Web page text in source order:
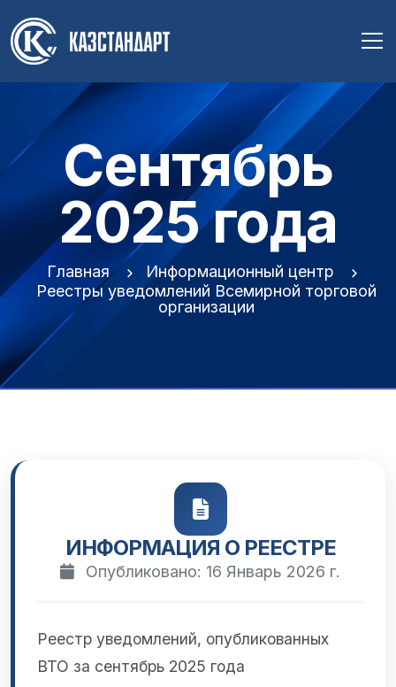
Сентябрь
2025 года
Главная
Информационный центр
Реестры уведомлений Всемирной торговой
организации
ИНФОРМАЦИЯ О РЕЕСТРЕ
Опубликовано: 16 Январь 2026 г.
Реестр уведомлений, опубликованных
ВТО за сентябрь 2025 года